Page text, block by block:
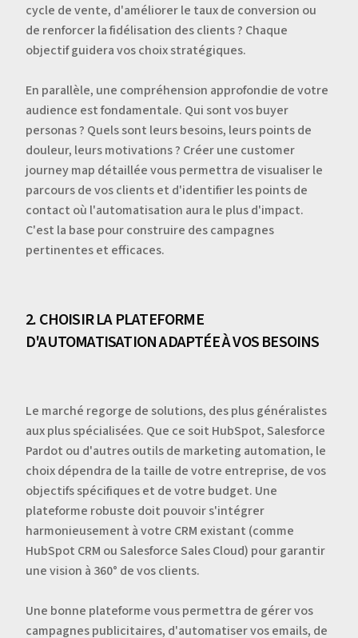
cycle de vente, d'améliorer le taux de conversion ou
de renforcer la fidélisation des clients ? Chaque
objectif guidera vos choix stratégiques.
En parallèle, une compréhension approfondie de votre
audience est fondamentale. Qui sont vos buyer
personas ? Quels sont leurs besoins, leurs points de
douleur, leurs motivations ? Créer une customer
journey map détaillée vous permettra de visualiser le
parcours de vos clients et d'identifier les points de
contact où l'automatisation aura le plus d'impact.
C'est la base pour construire des campagnes
pertinentes et efficaces.
2. CHOISIR LA PLATEFORME
D'AUTOMATISATION ADAPTÉE À VOS BESOINS
Le marché regorge de solutions, des plus généralistes
aux plus spécialisées. Que ce soit HubSpot, Salesforce
Pardot ou d'autres outils de marketing automation, le
choix dépendra de la taille de votre entreprise, de vos
objectifs spécifiques et de votre budget. Une
plateforme robuste doit pouvoir s'intégrer
harmonieusement à votre CRM existant (comme
HubSpot CRM ou Salesforce Sales Cloud) pour garantir
une vision à 360° de vos clients.
Une bonne plateforme vous permettra de gérer vos
campagnes publicitaires, d'automatiser vos emails, de